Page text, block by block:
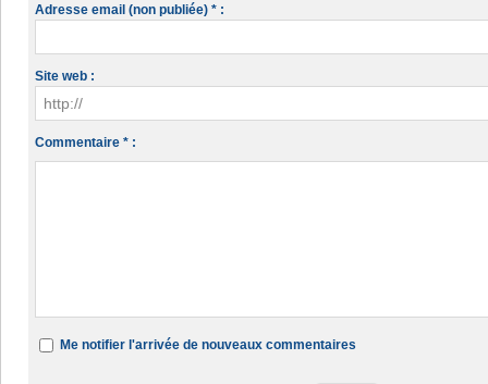
Adresse email (non publiée) * :
Site web :
Commentaire * :
Me notifier l'arrivée de nouveaux commentaires